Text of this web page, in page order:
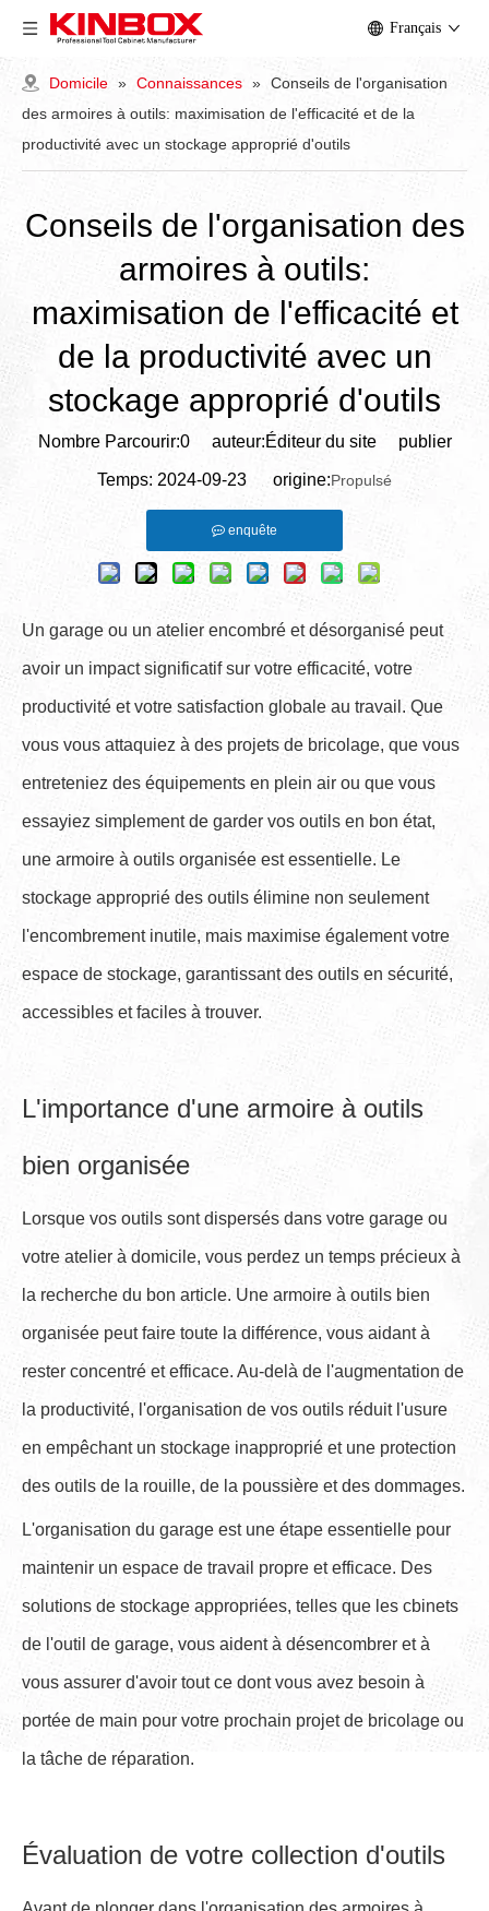
Français
Domicile » Connaissances » Conseils de l'organisation
des armoires à outils: maximisation de l'efficacité et de la
productivité avec un stockage approprié d'outils
Conseils de l'organisation des
armoires à outils:
maximisation de l'efficacité et
de la productivité avec un
stockage approprié d'outils
Nombre Parcourir:0auteur:Éditeur du site publier
Temps: 2024-09-23 origine:Propulsé
enquête
Un garage ou un atelier encombré et désorganisé peut
avoir un impact significatif sur votre efficacité, votre
productivité et votre satisfaction globale au travail. Que
vous vous attaquiez à des projets de bricolage, que vous
entreteniez des équipements en plein air ou que vous
essayiez simplement de garder vos outils en bon état,
une armoire à outils organisée est essentielle. Le
stockage approprié des outils élimine non seulement
l'encombrement inutile, mais maximise également votre
espace de stockage, garantissant des outils en sécurité,
accessibles et faciles à trouver.
L'importance d'une armoire à outils
bien organisée
Lorsque vos outils sont dispersés dans votre garage ou
votre atelier à domicile, vous perdez un temps précieux à
la recherche du bon article. Une armoire à outils bien
organisée peut faire toute la différence, vous aidant à
rester concentré et efficace. Au-delà de l'augmentation de
la productivité, l'organisation de vos outils réduit l'usure
en empêchant un stockage inapproprié et une protection
des outils de la rouille, de la poussière et des dommages.
L'organisation du garage est une étape essentielle pour
maintenir un espace de travail propre et efficace. Des
solutions de stockage appropriées, telles que les cbinets
de l'outil de garage, vous aident à désencombrer et à
vous assurer d'avoir tout ce dont vous avez besoin à
portée de main pour votre prochain projet de bricolage ou
la tâche de réparation.
Évaluation de votre collection d'outils